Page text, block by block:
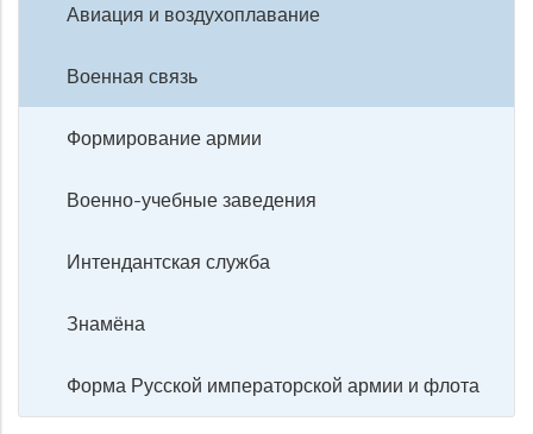
Авиация и воздухоплавание
Военная связь
Формирование армии
Военно-учебные заведения
Интендантская служба
Знамёна
Форма Русской императорской армии и флота